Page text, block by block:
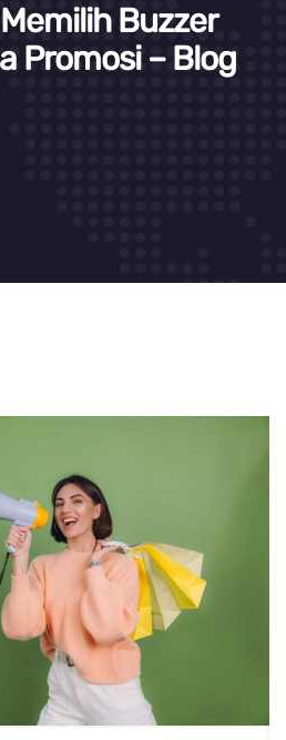
Buzzer
Promosi – Blog